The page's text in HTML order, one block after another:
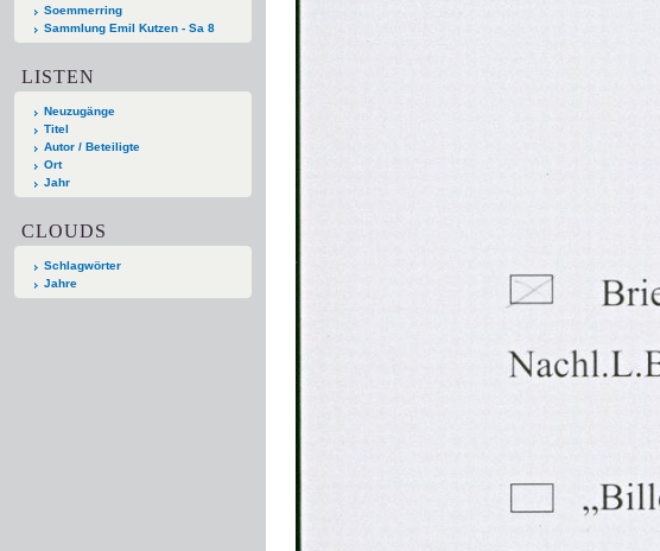
Soemmerring
Sammlung Emil Kutzen - Sa 8
LISTEN
Neuzugänge
Titel
Autor / Beteiligte
Ort
Jahr
CLOUDS
Schlagwörter
Jahre